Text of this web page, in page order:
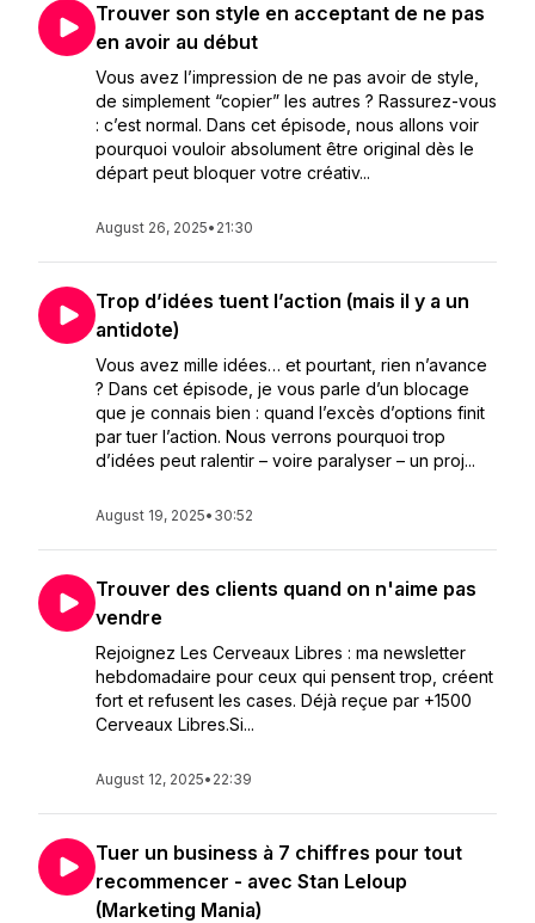
Trouver son style en acceptant de ne pas
en avoir au début
Vous avez l’impression de ne pas avoir de style,
de simplement “copier” les autres ? Rassurez-vous
: c’est normal. Dans cet épisode, nous allons voir
pourquoi vouloir absolument être original dès le
départ peut bloquer votre créativ...
August 26, 2025• 21:30
Trop d’idées tuent l’action (mais il y a un
antidote)
Vous avez mille idées… et pourtant, rien n’avance
? Dans cet épisode, je vous parle d’un blocage
que je connais bien : quand l’excès d’options finit
par tuer l’action. Nous verrons pourquoi trop
d’idées peut ralentir – voire paralyser – un proj...
August 19, 2025• 30:52
Trouver des clients quand on n'aime pas
vendre
Rejoignez Les Cerveaux Libres : ma newsletter
hebdomadaire pour ceux qui pensent trop, créent
fort et refusent les cases. Déjà reçue par +1500
Cerveaux Libres.Si...
August 12, 2025• 22:39
Tuer un business à 7 chiffres pour tout
recommencer - avec Stan Leloup
(Marketing Mania)